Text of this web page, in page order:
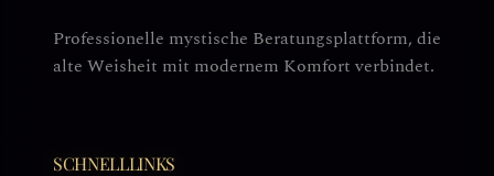
Professionelle mystische Beratungsplattform, die
alte Weisheit mit modernem Komfort verbindet.
SCHNELLLINKS